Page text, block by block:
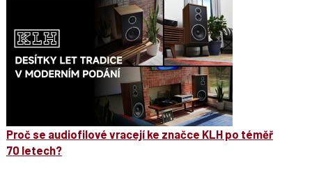
Proč se audiofilové vracejí ke značce KLH po téměř
70 letech?